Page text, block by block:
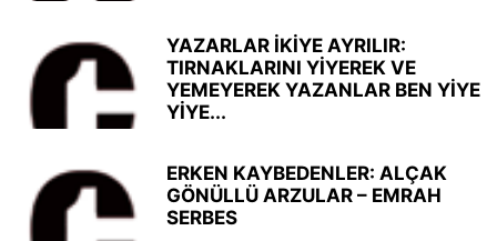
YAZARLAR İKİYE AYRILIR:
TIRNAKLARINI YİYEREK VE
YEMEYEREK YAZANLAR BEN YİYE
YİYE...
ERKEN KAYBEDENLER: ALÇAK
GÖNÜLLÜ ARZULAR – EMRAH
SERBES